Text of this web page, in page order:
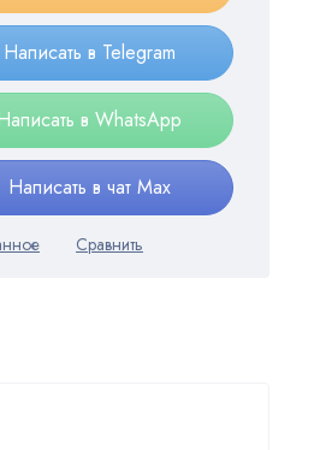
Написать в Telegram
в WhatsApp
Написать в чат Max